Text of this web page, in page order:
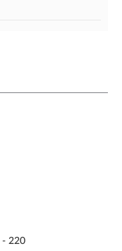
- 220